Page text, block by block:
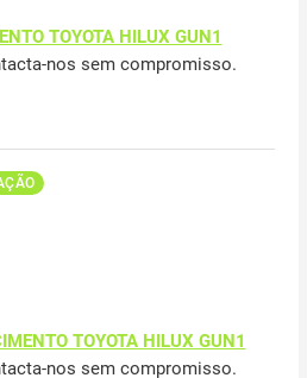
TOYOTA HILUX GUN1
nos sem compromisso.
TOYOTA HILUX GUN1
nos sem compromisso.